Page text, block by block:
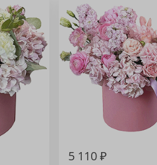
5 110 ₽